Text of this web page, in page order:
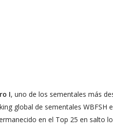
I, uno de los sementales más
global de sementales WBFSH
en el Top 25 en salto